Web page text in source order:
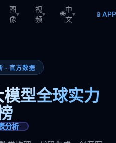
图
像
▾
视
频
▾ 🌐
中
文
▾ 📱
· 官方数据
型全球实力
分析